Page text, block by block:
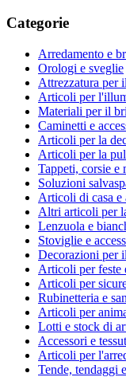
Categorie
Arredamento e
Orologi e sveglie
Attrezzatura per
Articoli per
Materiali per il
Caminetti e
Articoli per la
Articoli per la
Tappeti, corsie e
Soluzioni
Articoli di casa e
Altri articoli per
Lenzuola e
Stoviglie e
Decorazioni per
Articoli per feste
Articoli per
Rubinetteria e
Articoli per
Lotti e stock di
Accessori e
Articoli per
Tende, tendaggi